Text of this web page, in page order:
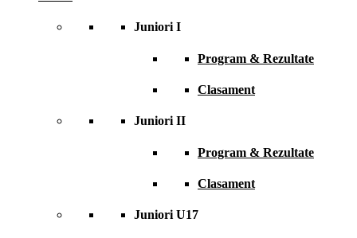
Juniori I
Program & Rezultate
Clasament
Juniori II
Program & Rezultate
Clasament
Juniori U17